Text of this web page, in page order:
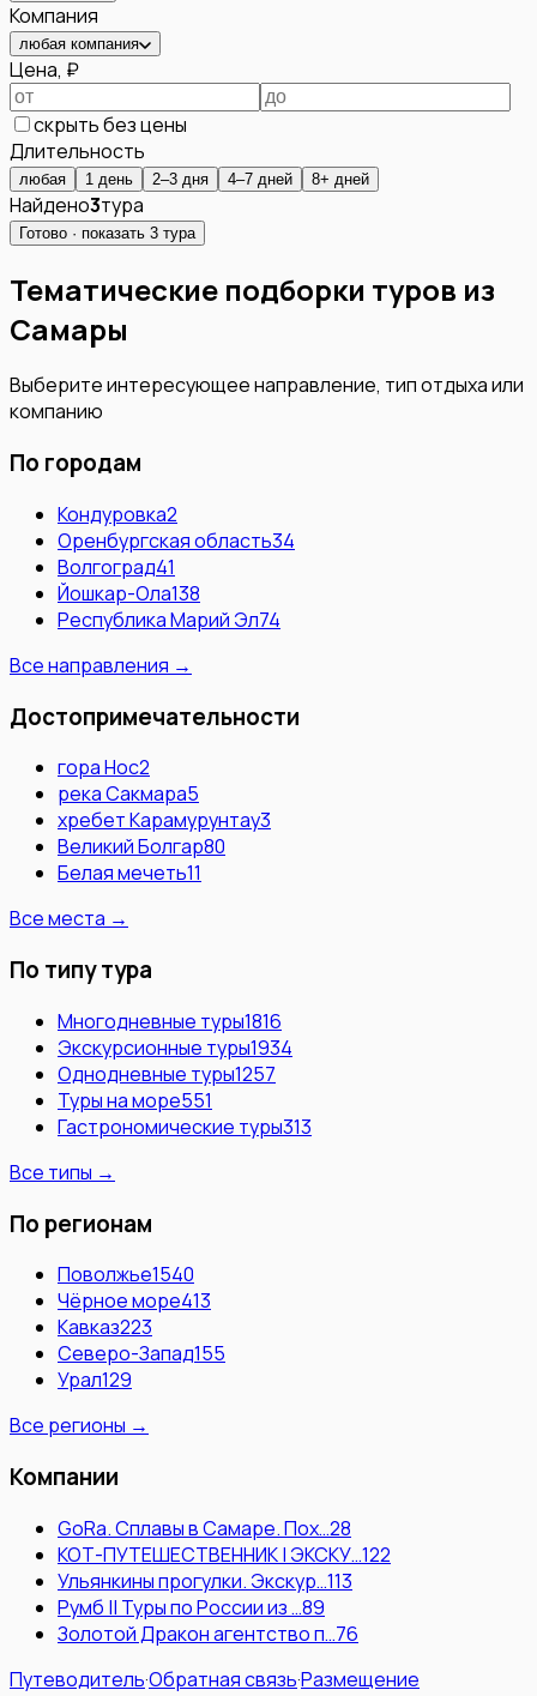
Компания
любая компания
Цена, ₽
скрыть без цены
Длительность
любая 1 день 2–3 дня 4–7 дней 8+ дней
Найдено3тура
Готово · показать 3 тура
Тематические подборки туров из
Самары
Выберите интересующее направление, тип отдыха или
компанию
По городам
Кондуровка2
Оренбургская область34
Волгоград41
Йошкар-Ола138
Республика Марий Эл74
Все направления →
Достопримечательности
гора Нос2
река Сакмара5
хребет Карамурунтау3
Великий Болгар80
Белая мечеть11
Все места →
По типу тура
Многодневные туры1816
Экскурсионные туры1934
Однодневные туры1257
Туры на море551
Гастрономические туры313
Все типы →
По регионам
Поволжье1540
Чёрное море413
Кавказ223
Северо-Запад155
Урал129
Все регионы →
Компании
GoRa. Сплавы в Самаре. Пох…28
КОТ-ПУТЕШЕСТВЕННИК | ЭКСКУ…122
Ульянкины прогулки. Экскур…113
Румб || Туры по России из …89
Золотой Дракон агентство п…76
Путеводитель·Обратная связь·Размещение